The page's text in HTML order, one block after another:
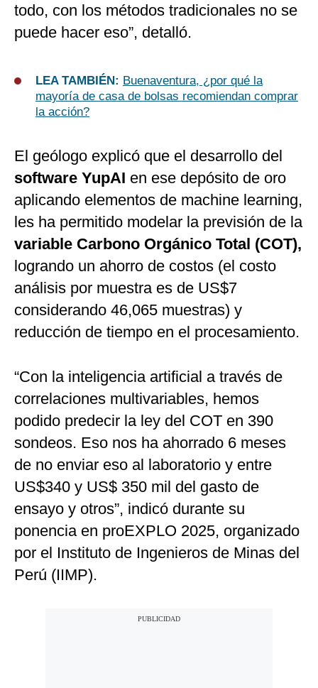
todo, con los métodos tradicionales no se
puede hacer eso”, detalló.
LEA TAMBIÉN: Buenaventura, ¿por qué la
mayoría de casa de bolsas recomiendan comprar
la acción?
El geólogo explicó que el desarrollo del
software YupAI en ese depósito de oro
aplicando elementos de machine learning,
les ha permitido modelar la previsión de la
variable Carbono Orgánico Total (COT),
logrando un ahorro de costos (el costo
análisis por muestra es de US$7
considerando 46,065 muestras) y
reducción de tiempo en el procesamiento.
“Con la inteligencia artificial a través de
correlaciones multivariables, hemos
podido predecir la ley del COT en 390
sondeos. Eso nos ha ahorrado 6 meses
de no enviar eso al laboratorio y entre
US$340 y US$ 350 mil del gasto de
ensayo y otros”, indicó durante su
ponencia en proEXPLO 2025, organizado
por el Instituto de Ingenieros de Minas del
Perú (IIMP).